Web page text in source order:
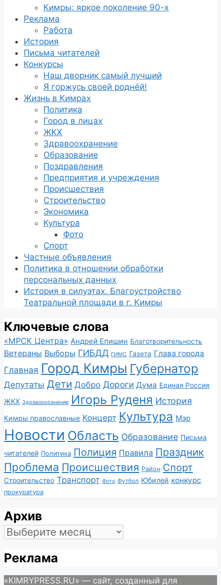
Кимры: яркое поколение 90-х
Реклама
Работа
История
Письма читателей
Конкурсы
Наш дворник самый лучший
Я горжусь своей роднёй!
Жизнь в Кимрах
Политика
Город в лицах
ЖКХ
Здравоохранение
Образование
Поздравления
Предприятия и учреждения
Происшествия
Строительство
Экономика
Культура
Фото
Спорт
Частные объявления
Политика в отношении обработки
персональных данных
История в силуэтах. Благоустройство
Театральной площади в г. Кимры
Ключевые слова
«МРСК Центра» Андрей Епишин Благотворительность
Ветераны Выборы ГИБДД ГИМС Газета Глава города
Главная Город Кимры Губернатор
Депутаты Дети Добро Дороги Дума Единая Россия
ЖКХ Здравоохранение Игорь Руденя История
Кимры православные Концерт Культура Мэр
Новости Область Образование Письма
читателей Политика Полиция Правила Праздник
Проблема Происшествия Район Спорт
Строительство Транспорт Фото Футбол Юбилей конкурс
прокуратура
Архив
Архив
Реклама
«KIMRYPRESS.RU» — сайт, созданный для